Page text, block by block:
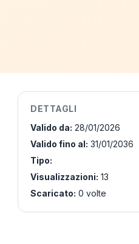
DETTAGLI
Valido da: 28/01/2026
Valido fino al: 31/01/2036
Tipo:
Visualizzazioni: 13
Scaricato: 0 volte